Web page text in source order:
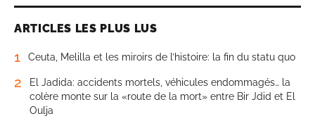
ARTICLES LES PLUS LUS
1 Ceuta, Melilla et les miroirs de l’histoire: la fin du statu quo
2
El Jadida: accidents mortels, véhicules endommagés… la
colère monte sur la «route de la mort» entre Bir Jdid et El
Oulja